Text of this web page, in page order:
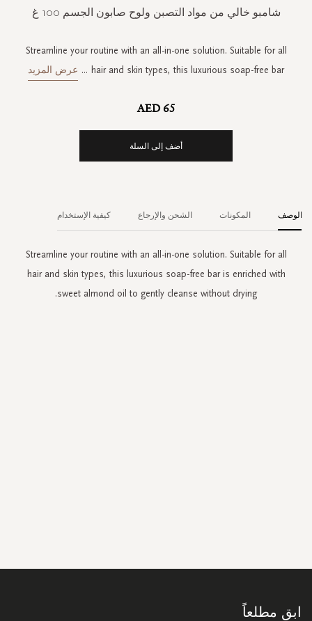
imagesشامبو خالي من مواد التصبن ولوح صابون الجسم 100 غ
Streamline your routine with an all-in-one solution. Suitable for all
hair and skin types, this luxurious soap-free bar
... عرض المزيد
AED 65
أضف إلى السلة
الوصف
Streamline your routine with an all-in-one solution. Suitable for all
hair and skin types, this luxurious soap-free bar is enriched with
sweet almond oil to gently cleanse without drying.
المكونات الشحن والإرجاع كيفية الإستخدام
ابق مطلعاً